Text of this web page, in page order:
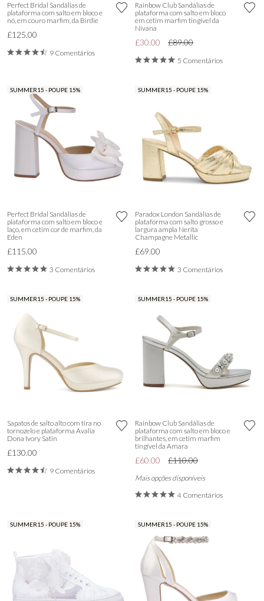
Perfect Bridal Sandálias de
plataforma com salto em bloco e
nó, em couro marfim, da Birdie
£125.00
9 Comentários
Rainbow Club Sandálias de
plataforma com salto em bloco
em cetim marfim tingível da
Nivana
£30.00 £89.00
5 Comentários
SUMMER15 - POUPE 15%
Perfect Bridal Sandálias de
plataforma com salto em bloco e
laço, em cetim cor de marfim, da
Eden
£115.00
3 Comentários
SUMMER15 - POUPE 15%
Paradox London Sandálias de
plataforma com salto grosso e
largura ampla Nerita
Champagne Metallic
£69.00
3 Comentários
SUMMER15 - POUPE 15%
Sapatos de salto alto com tira no
tornozelo e plataforma Avalia
Dona Ivory Satin
£130.00
9 Comentários
SUMMER15 - POUPE 15%
Rainbow Club Sandálias de
plataforma com salto em bloco e
brilhantes, em cetim marfim
tingível da Amara
£60.00 £110.00
Mais opções disponíveis
4 Comentários
SUMMER15 - POUPE 15% SUMMER15 - POUPE 15%